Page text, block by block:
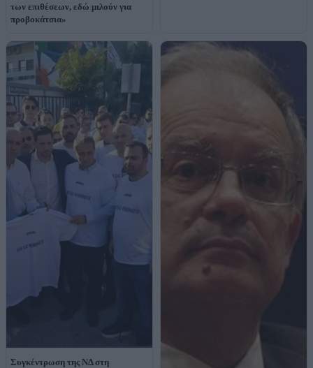
των επιθέσεων, εδώ μιλούν για
προβοκάτσια»
Συγκέντρωση της ΝΔ στη